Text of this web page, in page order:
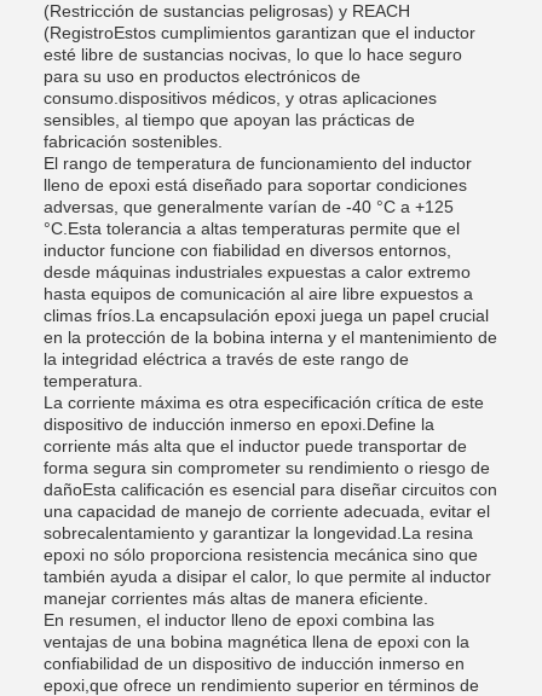
(Restricción de sustancias peligrosas) y REACH
(RegistroEstos cumplimientos garantizan que el inductor
esté libre de sustancias nocivas, lo que lo hace seguro
para su uso en productos electrónicos de
consumo.dispositivos médicos, y otras aplicaciones
sensibles, al tiempo que apoyan las prácticas de
fabricación sostenibles.
El rango de temperatura de funcionamiento del inductor
lleno de epoxi está diseñado para soportar condiciones
adversas, que generalmente varían de -40 °C a +125
°C.Esta tolerancia a altas temperaturas permite que el
inductor funcione con fiabilidad en diversos entornos,
desde máquinas industriales expuestas a calor extremo
hasta equipos de comunicación al aire libre expuestos a
climas fríos.La encapsulación epoxi juega un papel crucial
en la protección de la bobina interna y el mantenimiento de
la integridad eléctrica a través de este rango de
temperatura.
La corriente máxima es otra especificación crítica de este
dispositivo de inducción inmerso en epoxi.Define la
corriente más alta que el inductor puede transportar de
forma segura sin comprometer su rendimiento o riesgo de
dañoEsta calificación es esencial para diseñar circuitos con
una capacidad de manejo de corriente adecuada, evitar el
sobrecalentamiento y garantizar la longevidad.La resina
epoxi no sólo proporciona resistencia mecánica sino que
también ayuda a disipar el calor, lo que permite al inductor
manejar corrientes más altas de manera eficiente.
En resumen, el inductor lleno de epoxi combina las
ventajas de una bobina magnética llena de epoxi con la
confiabilidad de un dispositivo de inducción inmerso en
epoxi,que ofrece un rendimiento superior en términos de